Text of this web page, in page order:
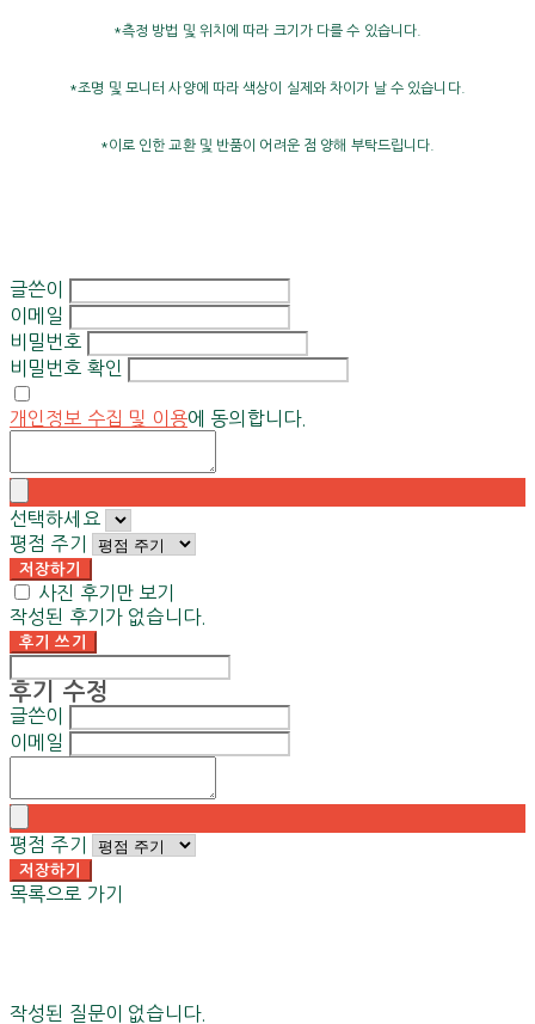
*측정 방법 및 위치에 따라 크기가 다를 수 있습니다.
*조명 및 모니터 사양에 따라 색상이 실제와 차이가 날 수 있습니다.
*이로 인한 교환 및 반품이 어려운 점 양해 부탁드립니다.
글쓴이
이메일
비밀번호
비밀번호 확인
개인정보 수집 및 이용에 동의합니다.
선택하세요
평점 주기
저장하기
사진 후기만 보기
작성된 후기가 없습니다.
후기 쓰기
후기 수정
글쓴이
이메일
평점 주기
저장하기
목록으로 가기
작성된 질문이 없습니다.